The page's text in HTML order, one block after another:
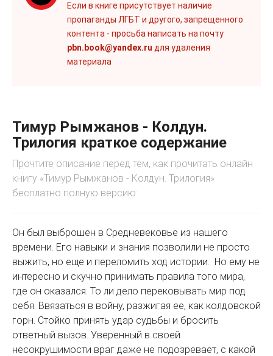
Если в книге присутствует наличие
пропаганды ЛГБТ и другого, запрещенного
контента - просьба написать на почту
pbn.book@yandex.ru для удаления
материала
Тимур Рымжанов - Колдун.
Трилогия краткое содержание
Прочтите описание перед тем, как прочитать онлайн
книгу «Тимур Рымжанов - Колдун. Трилогия»
бесплатно полную версию:
Он был выброшен в Средневековье из нашего
времени. Его навыки и знания позволили не просто
выжить, но еще и переломить ход истории. Но ему не
интересно и скучно принимать правила того мира,
где он оказался. То ли дело перековывать мир под
себя. Ввязаться в войну, разжигая ее, как колдовской
горн. Стойко принять удар судьбы и бросить
ответный вызов. Уверенный в своей
несокрушимости враг даже не подозревает, с какой